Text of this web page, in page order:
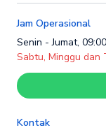
Jam Operasional
Senin - Jumat,
Sabtu, Minggu dan
Kontak